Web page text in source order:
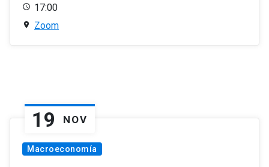
17:00
Zoom
19 NOV
Macroeconomía